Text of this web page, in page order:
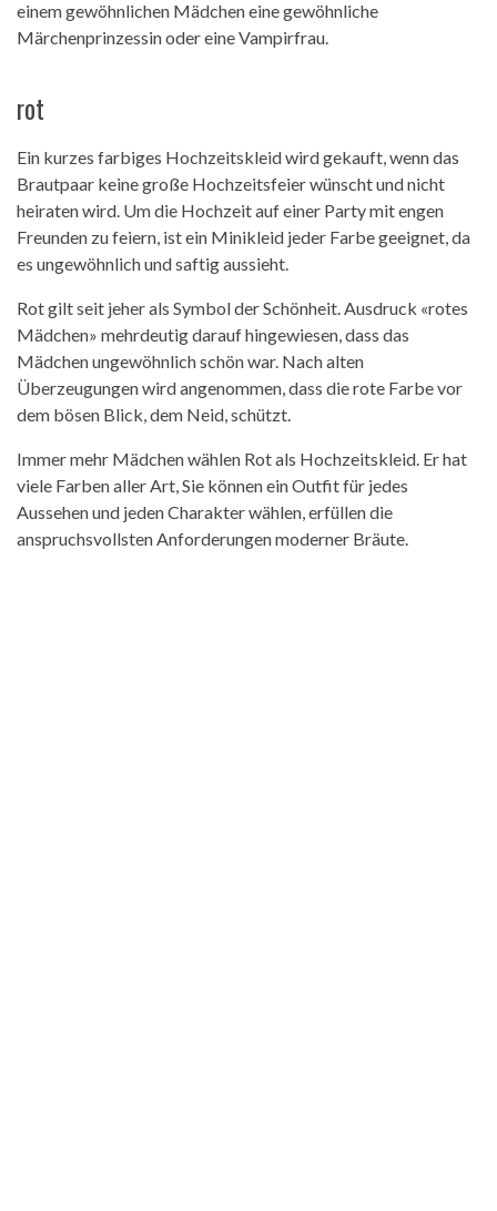
einem gewöhnlichen Mädchen eine gewöhnliche
Märchenprinzessin oder eine Vampirfrau.
rot
Ein kurzes farbiges Hochzeitskleid wird gekauft, wenn das
Brautpaar keine große Hochzeitsfeier wünscht und nicht
heiraten wird. Um die Hochzeit auf einer Party mit engen
Freunden zu feiern, ist ein Minikleid jeder Farbe geeignet, da
es ungewöhnlich und saftig aussieht.
Rot gilt seit jeher als Symbol der Schönheit. Ausdruck «rotes
Mädchen» mehrdeutig darauf hingewiesen, dass das
Mädchen ungewöhnlich schön war. Nach alten
Überzeugungen wird angenommen, dass die rote Farbe vor
dem bösen Blick, dem Neid, schützt.
Immer mehr Mädchen wählen Rot als Hochzeitskleid. Er hat
viele Farben aller Art, Sie können ein Outfit für jedes
Aussehen und jeden Charakter wählen, erfüllen die
anspruchsvollsten Anforderungen moderner Bräute.